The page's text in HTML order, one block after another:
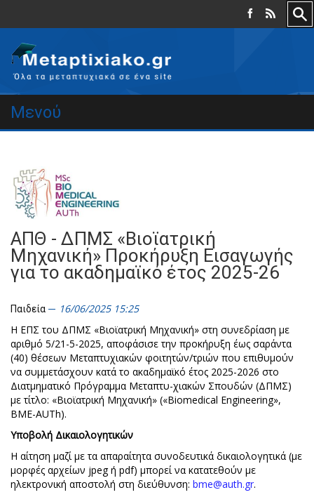
Μενού
ΑΠΘ - ΔΠΜΣ «Βιοϊατρική
Μηχανική» Προκήρυξη Εισαγωγής
για το ακαδημαϊκό έτος 2025-26
Παιδεία
16/06/2025 15:25
Η ΕΠΣ του ΔΠΜΣ «Βιοϊατρική Μηχανική» στη συνεδρίαση με
αριθμό 5/21-5-2025, αποφάσισε την προκήρυξη έως σαράντα
(40) θέσεων Μεταπτυχιακών φοιτητών/τριών που επιθυμούν
να συμμετάσχουν κατά το ακαδημαϊκό έτος 2025-2026 στο
Διατμηματικό Πρόγραμμα Μεταπτυ-χιακών Σπουδών (ΔΠΜΣ)
με τίτλο: «Βιοϊατρική Μηχανική» («Biomedical Engineering»,
BME-AUTh).
Υποβολή Δικαιολογητικών
Η αίτηση μαζί με τα απαραίτητα συνοδευτικά δικαιολογητικά (με
μορφές αρχείων jpeg ή pdf) μπορεί να κατατεθούν με
ηλεκτρονική αποστολή στη διεύθυνση: bme@auth.gr.